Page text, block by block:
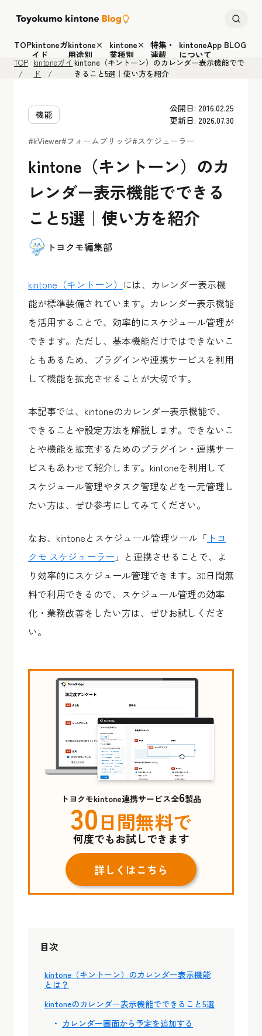
TOPkintoneガ
イド
kintone×
用途別
kintone×
業種別
特集・
連載
kintoneApp BLOG
について
TOP kintoneガイ
ド
kintone（キントーン）のカレンダー表示機能でで
きること5選｜使い方を紹介
機能
公開日: 2016.02.25
更新日: 2026.07.30
#kViewer#フォームブリッジ#スケジューラー
kintone（キントーン）のカ
レンダー表示機能でできる
こと5選｜使い方を紹介
トヨクモ編集部
kintone（キントーン） には、カレンダー表示機
能が標準装備されています。カレンダー表示機能
を活用することで、効率的にスケジュール管理が
できます。ただし、基本機能だけではできないこ
ともあるため、プラグインや連携サービスを利用
して機能を拡充させることが大切です。
本記事では、kintoneのカレンダー表示機能で、
できることや設定方法を解説します。できないこ
とや機能を拡充するためのプラグイン・連携サー
ビスもあわせて紹介します。kintoneを利用して
スケジュール管理やタスク管理などを一元管理し
たい方は、ぜひ参考にしてみてください。
なお、kintoneとスケジュール管理ツール「 トヨ
クモ スケジューラー 」と連携させることで、よ
り効率的にスケジュール管理できます。30日間無
料で利用できるので、スケジュール管理の効率
化・業務改善をしたい方は、ぜひお試しくださ
い。
トヨクモkintone連携サービス全6製品
30日間無料で
何度でもお試しできます
詳しくはこちら
目次
kintone（キントーン）のカレンダー表示機能
とは？
kintoneのカレンダー表示機能でできること5選
カレンダー画面から予定を追加する